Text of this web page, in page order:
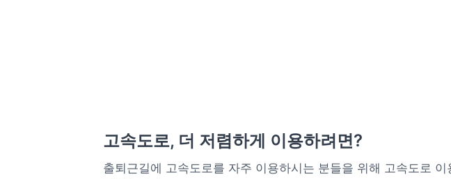
고속도로, 더 저렴하게 이용하려면?
출퇴근길에 고속도로를 자주 이용하시는 분들을 위해 고속도로 이